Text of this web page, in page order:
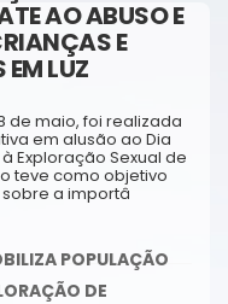
AO ABUSO E
E
EM LUZ
de maio, foi realizada
em alusão ao Dia
Exploração Sexual de
teve como objetivo
a importâ
POPULAÇÃO
DE